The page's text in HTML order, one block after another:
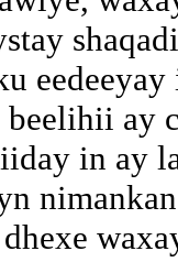
ay
in ay